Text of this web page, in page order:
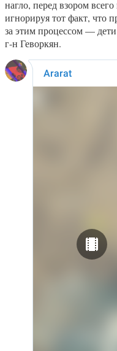
нагло, перед взором
игнорируя тот факт, что
за этим процессом —
г-н Геворкян.